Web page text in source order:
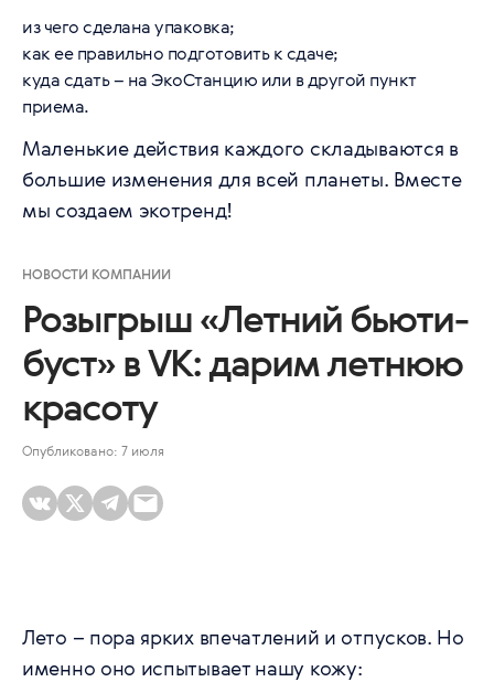
из чего сделана упаковка;
как ее правильно подготовить к сдаче;
куда сдать – на ЭкоСтанцию или в другой пункт
приема.
Маленькие действия каждого складываются в
большие изменения для всей планеты. Вместе
мы создаем экотренд!
НОВОСТИ КОМПАНИИ
Розыгрыш «Летний бьюти-
буст» в VK: дарим летнюю
красоту
Опубликовано: 7 июля
Лето – пора ярких впечатлений и отпусков. Но
именно оно испытывает нашу кожу: